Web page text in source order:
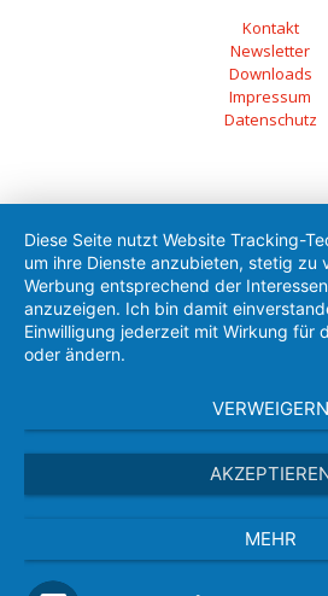
Kontakt
Newsletter
Downloads
Impressum
Datenschutz
Diese Seite nutzt Website Tracking-
um ihre Dienste anzubieten, stetig zu
Werbung entsprechend der
anzuzeigen. Ich bin damit
Einwilligung jederzeit mit Wirkung für
oder ändern.
VERWEIGERN
MEHR